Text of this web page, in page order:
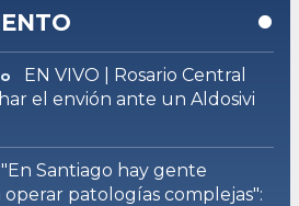
EN VIVO | Rosario Central
el envión ante un Aldosivi
"En Santiago hay gente
operar patologías complejas":